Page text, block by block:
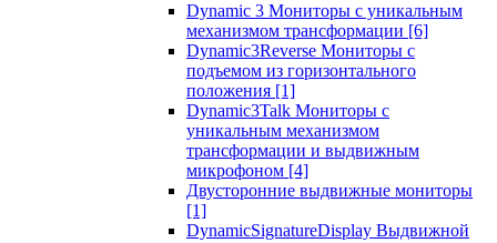
Dynamic 3 Мониторы с уникальным
механизмом трансформации [6]
Dynamic3Reverse Мониторы с
подъемом из горизонтального
положения [1]
Dynamic3Talk Мониторы с
уникальным механизмом
трансформации и выдвижным
микрофоном [4]
Двусторонние выдвижные мониторы
[1]
DynamicSignatureDisplay Выдвижной